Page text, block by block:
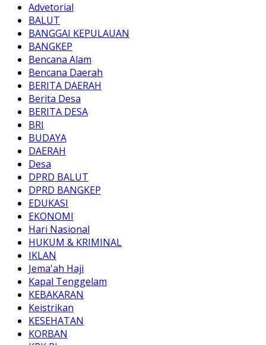
Advetorial
BALUT
BANGGAI KEPULAUAN
BANGKEP
Bencana Alam
Bencana Daerah
BERITA DAERAH
Berita Desa
BERITA DESA
BRI
BUDAYA
DAERAH
Desa
DPRD BALUT
DPRD BANGKEP
EDUKASI
EKONOMI
Hari Nasional
HUKUM & KRIMINAL
IKLAN
Jema'ah Haji
Kapal Tenggelam
KEBAKARAN
Keistrikan
KESEHATAN
KORBAN